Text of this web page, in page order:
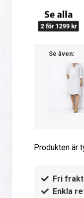
Se även:
Produkten är
Fri frakt
Enkla